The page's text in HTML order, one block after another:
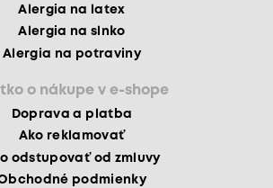
Alergia na latex
Alergia na slnko
Alergia na potraviny
o nákupe v e-shope
Doprava a platba
Ako reklamovať
odstupovať od zmluvy
podmienky